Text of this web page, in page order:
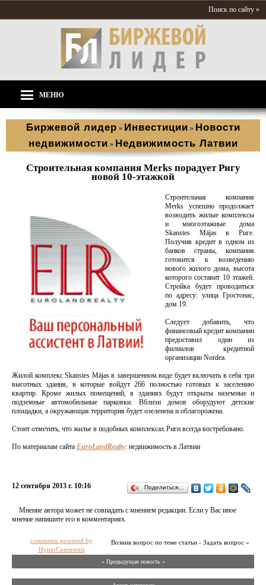
Поиск по сайту »
МЕНЮ
Биржевой лидер » Инвестиции » Новости
недвижимости » Недвижимость Латвии
Строительная компания Merks порадует Ригу
новой 10-этажкой
Строительная компания
Merks успешно продолжает
возводить жилые комплексы
и многоэтажные дома
Skanstes Mājas в Риге.
Получив кредит в одном из
банков страны, компания
готовится к возведению
нового жилого дома, высота
которого составит 10 этажей.
Стройка будет проводиться
по адресу: улица Гростонас,
дом 19.
Следует добавить, что
финансовый кредит компании
предоставил один из
филиалов кредитной
организации Nordea.
Жилой комплекс Skanstes Mājas в завершенном виде будет включать в себя три
высотных здания, в которые войдут 266 полностью готовых к заселению
квартир. Кроме жилых помещений, в зданиях будут открыты наземные и
подземные автомобильные парковки. Вблизи домов оборудуют детские
площадки, а окружающая территория будет озеленена и облагорожена.
Стоит отметить, что жилье в подобных комплексах Риги всегда востребовано.
По материалам сайта EuroLandRealty: недвижимость в Латвии
12 сентября 2013 г. 10:16 Поделиться…
Мнение автора может не совпадать с мнением редакции. Если у Вас иное
мнение напишите его в комментариях.
Возник вопрос по теме статьи - Задать вопрос »
comments powered by
HyperComments
« Предыдущая новость «